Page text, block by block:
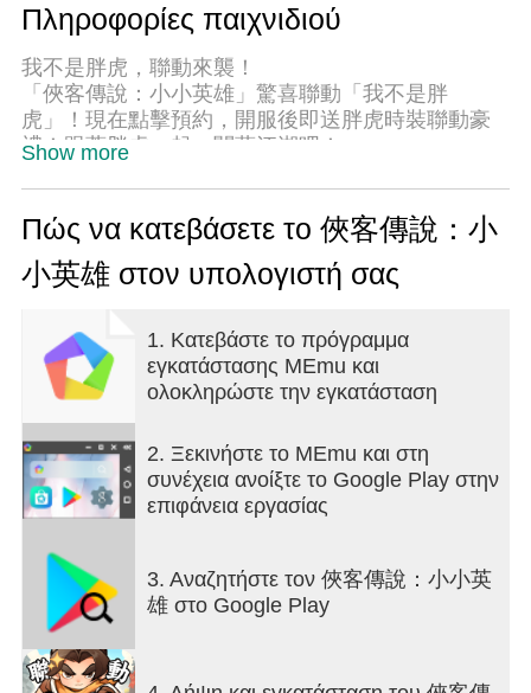
Πληροφορίες παιχνιδιού
我不是胖虎，聯動來襲！
「俠客傳說：小小英雄」驚喜聯動「我不是胖
虎」！現在點擊預約，開服後即送胖虎時裝聯動豪
禮！跟著胖虎一起，闖蕩江湖吧！
踏入江湖，做個大俠，鮮衣怒馬，劍指天涯~在充滿
傳奇色彩的武俠世界裡，招攬世人熟知的俠客，修
煉百種功法絕學，從不問名諱的小蝦米，成長為名
來吧大俠們，江湖雲起時，英雄造時勢！
【號令群俠 江湖襄助】
百位江湖熟客彙聚，共赴武林盛會，等你一呼百
【無損傳功 快意恩仇】
百種武林功法絕學等你修習，俠客無損上下陣，零
【開宗立派 幫戰棋局】
沉浸式江湖社交，結交武林摯友，珍寶棋局當傾舉
Show more
Πώς να κατεβάσετε το 俠客傳說：小
小英雄 στον υπολογιστή σας
1. Κατεβάστε το πρόγραμμα
εγκατάστασης MEmu και
ολοκληρώστε την εγκατάσταση
2. Ξεκινήστε το MEmu και στη
συνέχεια ανοίξτε το Google Play στην
επιφάνεια εργασίας
3. Αναζητήστε τον 俠客傳說：小小英
雄 στο Google Play